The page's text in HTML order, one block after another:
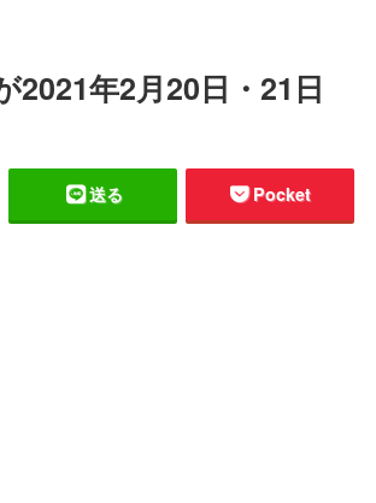
2021年2月20日・21日
送る Pocket